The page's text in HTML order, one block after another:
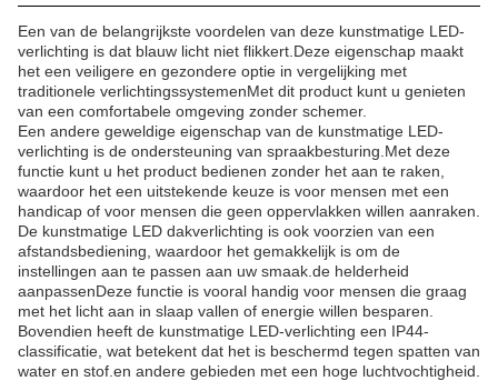
Een van de belangrijkste voordelen van deze kunstmatige LED-
verlichting is dat blauw licht niet flikkert.Deze eigenschap maakt
het een veiligere en gezondere optie in vergelijking met
traditionele verlichtingssystemenMet dit product kunt u genieten
van een comfortabele omgeving zonder schemer.
Een andere geweldige eigenschap van de kunstmatige LED-
verlichting is de ondersteuning van spraakbesturing.Met deze
functie kunt u het product bedienen zonder het aan te raken,
waardoor het een uitstekende keuze is voor mensen met een
handicap of voor mensen die geen oppervlakken willen aanraken.
De kunstmatige LED dakverlichting is ook voorzien van een
afstandsbediening, waardoor het gemakkelijk is om de
instellingen aan te passen aan uw smaak.de helderheid
aanpassenDeze functie is vooral handig voor mensen die graag
met het licht aan in slaap vallen of energie willen besparen.
Bovendien heeft de kunstmatige LED-verlichting een IP44-
classificatie, wat betekent dat het is beschermd tegen spatten van
water en stof.en andere gebieden met een hoge luchtvochtigheid.